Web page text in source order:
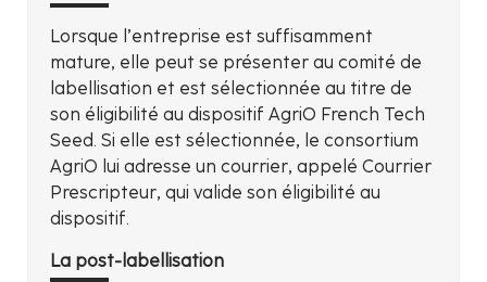
Lorsque l’entreprise est suffisamment
mature, elle peut se présenter au comité de
labellisation et est sélectionnée au titre de
son éligibilité au dispositif AgriO French Tech
Seed. Si elle est sélectionnée, le consortium
AgriO lui adresse un courrier, appelé Courrier
Prescripteur, qui valide son éligibilité au
dispositif.
La post-labellisation